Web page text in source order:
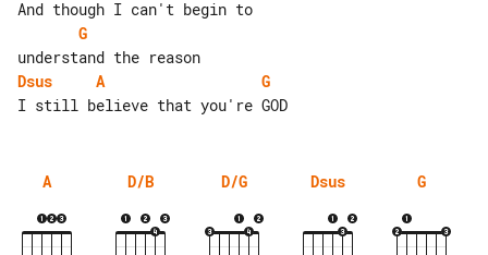
G
Dsus
A
G
A D/B D/G Dsus G